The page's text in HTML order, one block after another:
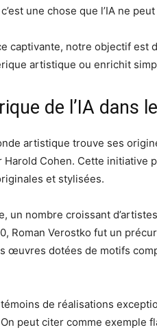
une chose que l’IA ne
captivante, notre objectif est
artistique ou enrichit
de l’IA dans
artistique trouve ses
Harold Cohen. Cette initiative
et stylisées.
un nombre croissant
Roman Verostko fut un
œuvres dotées de motifs
de réalisations
peut citer comme exemple